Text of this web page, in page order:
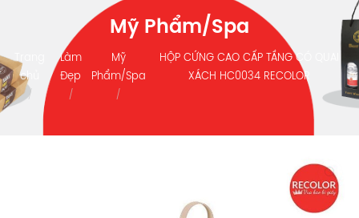
Mỹ Phẩm/Spa
Trang
chủ
Làm
Đẹp
Mỹ
Phẩm/Spa
HỘP CỨNG CAO CẤP TẦNG CÓ QUAI
XÁCH HC0034 RECOLOR